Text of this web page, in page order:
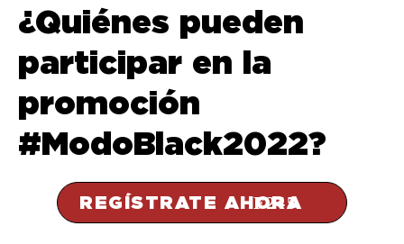
¿Quiénes pueden
participar en la
promoción
#ModoBlack2022?
REGÍSTRATE AHORA